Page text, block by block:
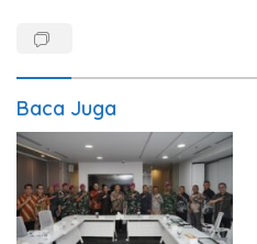
Baca Juga